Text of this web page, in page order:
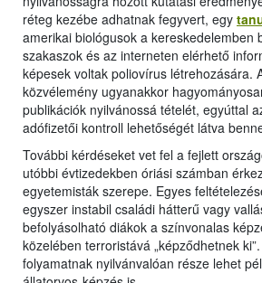
réteg kezébe adhatnak fegyvert, egy
amerikai biológusok a kereskedelemben
szakaszok és az interneten elérhető
képesek voltak poliovírus létrehozására.
közvélemény ugyanakkor
publikációk nyilvánossá tételét, egyúttal
adófizetői kontroll lehetőségét látva
További kérdéseket vet fel a fejlett
utóbbi évtizedekben óriási számban
egyetemisták szerepe. Egyes
egyszer instabil családi hátterű vagy
befolyásolható diákok a színvonalas
közelében terroristává „képződhetnek
folyamatnak nyilvánvalóan része lehet